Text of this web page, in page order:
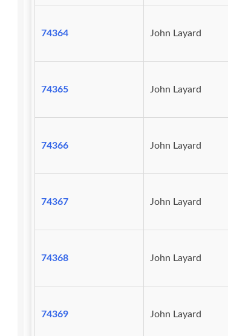
74364 John Layard
74365 John Layard
74366 John Layard
74367 John Layard
74368 John Layard
74369 John Layard